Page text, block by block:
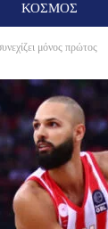
ΚΟΣΜΟΣ
μόνος πρώτος